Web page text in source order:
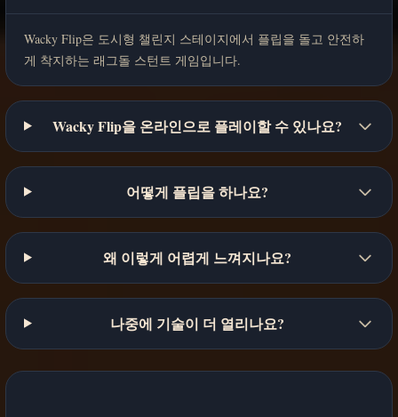
Wacky Flip은 도시형 챌린지 스테이지에서 플립을 돌고 안전하
게 착지하는 래그돌 스턴트 게임입니다.
Wacky Flip을 온라인으로 플레이할 수 있나요?
어떻게 플립을 하나요?
왜 이렇게 어렵게 느껴지나요?
나중에 기술이 더 열리나요?